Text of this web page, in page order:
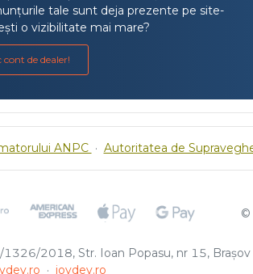
tale sunt deja prezente pe site-
o vizibilitate mai mare?
cont de dealer!
ANPC · Autoritatea de
©
2018, Str. Ioan Popasu, nr 15, Brașov
· joydev.ro